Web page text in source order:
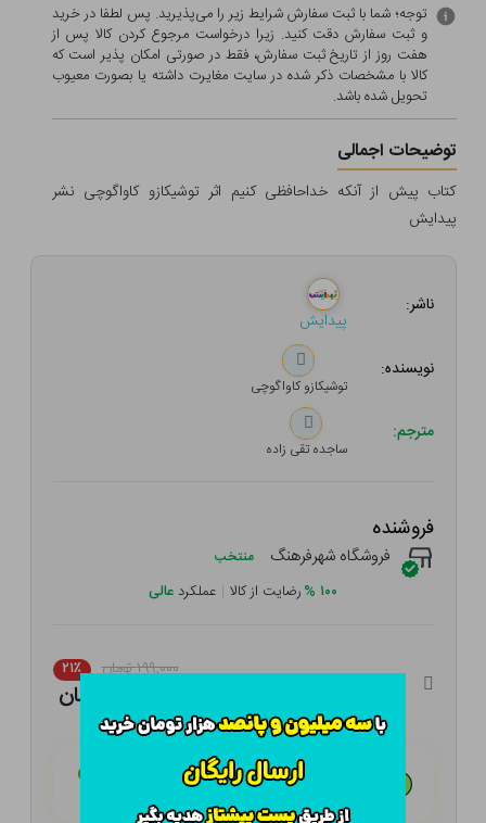
توجه؛ شما با ثبت سفارش شرایط زیر را می‌پذیرید. پس لطفا در خرید
و ثبت سفارش دقت کنید. زیرا درخواست مرجوع کردن کالا پس از
هفت روز از تاریخ ثبت سفارش، فقط در صورتی امکان پذیر است که
کالا با مشخصات ذکر شده در سایت مغایرت داشته یا بصورت معيوب
تحویل شده باشد.
توضیحات اجمالی
کتاب پیش از آنکه خداحافظی کنیم اثر توشیکازو کاواگوچی نشر
پیدایش
ناشر:
پیدایش
نویسنده:
توشیکازو کاواگوچی
مترجم:
ساجده تقی زاده
فروشنده
فروشگاه شهرفرهنگ منتخب
۱۰۰ %رضایت از کالا | عملکرد عالی
۱۹۹,۰۰۰ تومان ۲۱٪
هـر قسط با تــرب‌پــی: